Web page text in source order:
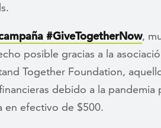
#GiveTogetherNow,
posible gracias a la
Together Foundation,
debido a la pandemia
en efectivo de $500.